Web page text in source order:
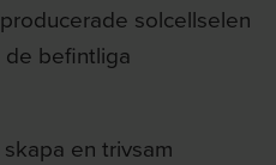
solcellselen
de befintliga
en trivsam